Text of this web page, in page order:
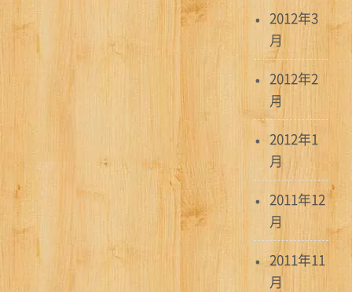
2012年3
月
2012年2
月
2012年1
月
2011年12
月
2011年11
月